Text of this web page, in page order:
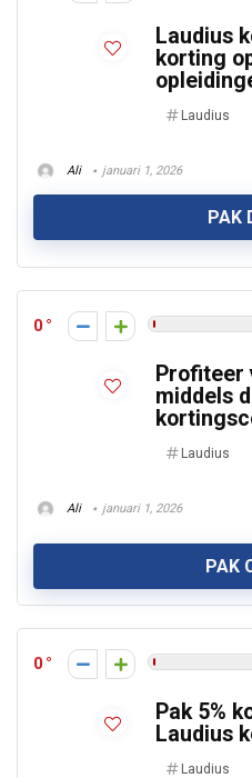
Laudius
korting
Laudius
Ali januari 1, 2026
PAK
0
Profiteer
middels
Laudius
Ali januari 1, 2026
PAK
0
Pak 5%
Laudius
Laudius